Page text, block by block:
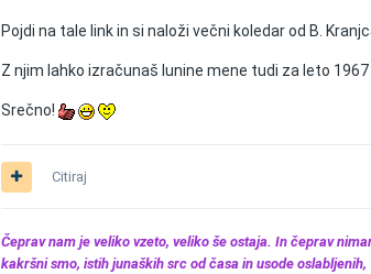
Pojdi na tale link in si naloži večni koledar od B.
Z njim lahko izračunaš lunine mene tudi za leto 1967
Srečno!
Citiraj
Čeprav nam je veliko vzeto, veliko še ostaja. In čeprav
kakršni smo, istih junaških src od časa in usode oslabljenih,